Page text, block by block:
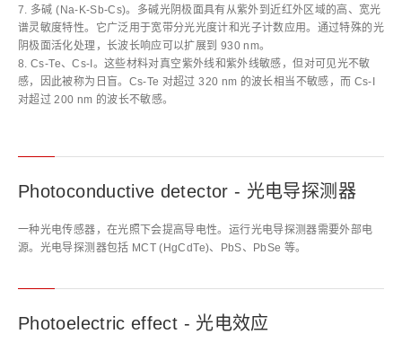
7. 多碱 (Na-K-Sb-Cs)。多碱光阴极面具有从紫外到近红外区域的高、宽光
谱灵敏度特性。它广泛用于宽带分光光度计和光子计数应用。通过特殊的光
阴极面活化处理，长波长响应可以扩展到 930 nm。
8. Cs-Te、Cs-I。这些材料对真空紫外线和紫外线敏感，但对可见光不敏
感，因此被称为日盲。Cs-Te 对超过 320 nm 的波长相当不敏感，而 Cs-I
对超过 200 nm 的波长不敏感。
Photoconductive detector - 光电导探测器
一种光电传感器，在光照下会提高导电性。运行光电导探测器需要外部电
源。光电导探测器包括 MCT (HgCdTe)、PbS、PbSe 等。
Photoelectric effect - 光电效应